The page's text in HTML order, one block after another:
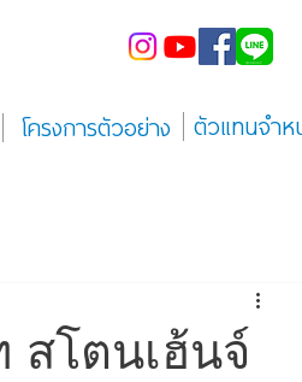
โครงการตัวอย่าง ตัวแทนจำห
โตนเฮ้นจ์